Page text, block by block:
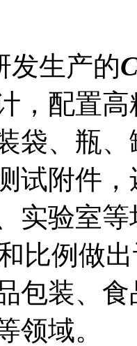
发生产的
，配置
袋、瓶
试附件
实验室
比例做
包装、
领域。